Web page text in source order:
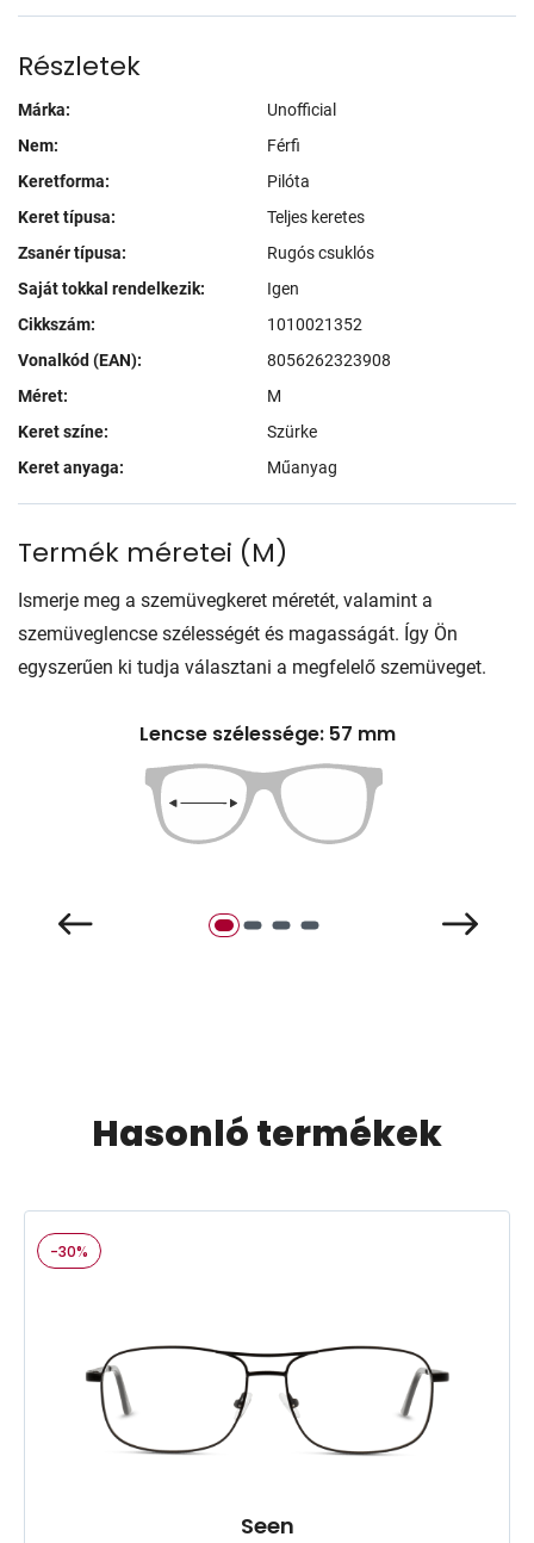
Részletek
Márka:
Unofficial
Nem:
Férfi
Keretforma:
Pilóta
Keret típusa:
Teljes keretes
Zsanér típusa:
Rugós csuklós
Saját tokkal rendelkezik:
Igen
Cikkszám:
1010021352
Vonalkód (EAN):
8056262323908
Méret:
M
Keret színe:
Szürke
Keret anyaga:
Műanyag
Termék méretei (M)
Ismerje meg a szemüvegkeret méretét, valamint a
szemüveglencse szélességét és magasságát. Így Ön
egyszerűen ki tudja választani a megfelelő szemüveget.
Lencse szélessége: 57 mm
Hasonló termékek
-30%
Seen